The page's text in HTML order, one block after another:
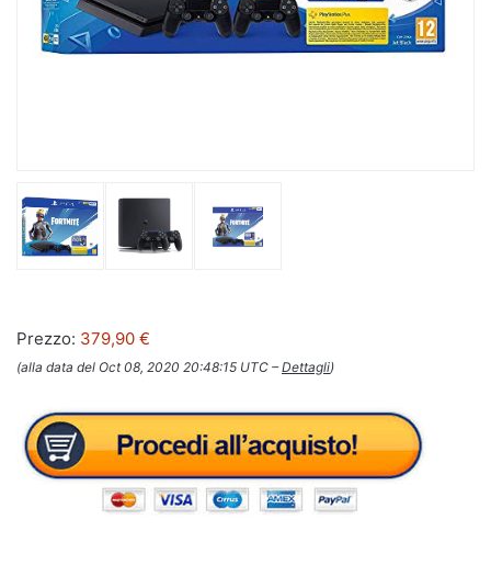
Prezzo: 379,90 €
(alla data del Oct 08, 2020 20:48:15 UTC –Dettagli)